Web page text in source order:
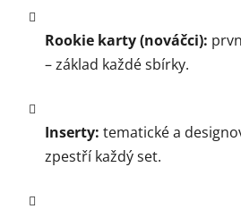
c
v
k
Rookie karty (nováčci):
– základ každé sbírky.
Inserty: tematické a
zpestří každý set.